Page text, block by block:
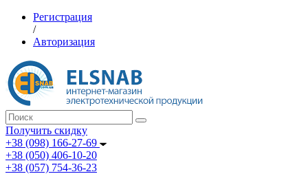
Регистрация
/
Авторизация
Получить скидку
+38 (098) 166-27-69
+38 (050) 406-10-20
+38 (057) 754-36-23